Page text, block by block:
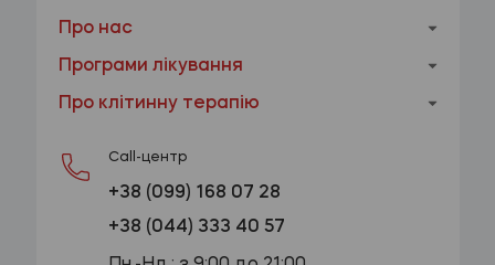
Про нас
Програми лікування
Про клітинну терапію
Call-центр
+38 (099) 168 07 28
+38 (044) 333 40 57